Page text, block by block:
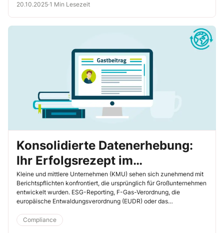
20.10.2025·1 Min Lesezeit
Konsolidierte Datenerhebung:
Ihr Erfolgsrezept im
Compliance- und ESG-Umfeld
Kleine und mittlere Unternehmen (KMU) sehen sich zunehmend mit
Berichtspflichten konfrontiert, die ursprünglich für Großunternehmen
entwickelt wurden. ESG-Reporting, F-Gas-Verordnung, die
europäische Entwaldungsverordnung (EUDR) oder das
Konzernzentralen mit spezialisierten Abteilungen und IT-Systemen
bewältigt werden, landen immer häufiger auch auf den
Compliance